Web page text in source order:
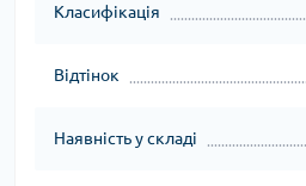
Класифікація
Відтінок
Наявність у складі